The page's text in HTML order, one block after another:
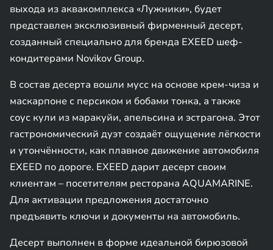
выхода из аквакомплекса «Лужники», будет
представлен эксклюзивный фирменный десерт,
созданный специально для бренда EXEED шеф-
кондитерами Novikov Group.
В состав десерта вошли мусс на основе крем-чиза и
маскарпоне с персиком и бобами тонка, а также
соус кули из маракуйи, апельсина и эстрагона. Этот
гастрономический дуэт создаёт ощущение лёгкости
и утончённости, как плавное движение автомобиля
EXEED по дороге. EXEED дарит десерт своим
клиентам – посетителям ресторана AQUAMARINE.
Для активации предложения достаточно
предъявить ключи и документы на автомобиль.
Десерт выполнен в форме идеальной бирюзовой